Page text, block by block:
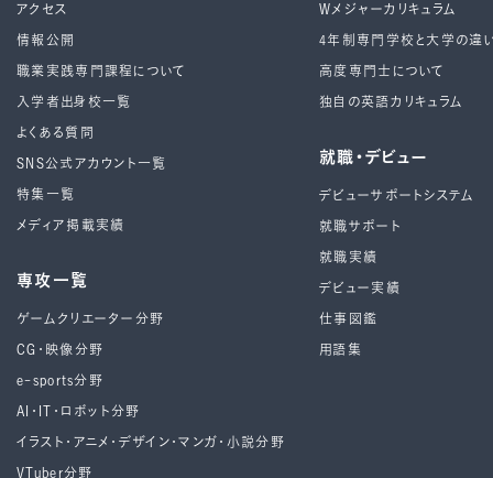
アクセス
情報公開
職業実践専門課程について
入学者出身校一覧
よくある質問
SNS公式アカウント一覧
特集一覧
メディア掲載実績
専攻一覧
ゲームクリエーター分野
CG・映像分野
e-sports分野
AI・IT・ロボット分野
イラスト・アニメ・デザイン・マンガ・小説分野
VTuber分野
Wメジャーカリキュラム
4年制専⾨学校と⼤学の違
高度専門士について
独自の英語カリキュラム
就職・デビュー
デビューサポートシステム
就職サポート
就職実績
デビュー実績
仕事図鑑
用語集